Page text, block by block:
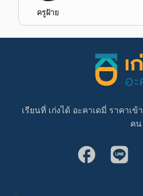
ครูฝ้าย
เรียนที่ เก่งได้ อะคาเดมี่ ราคาเ
คน